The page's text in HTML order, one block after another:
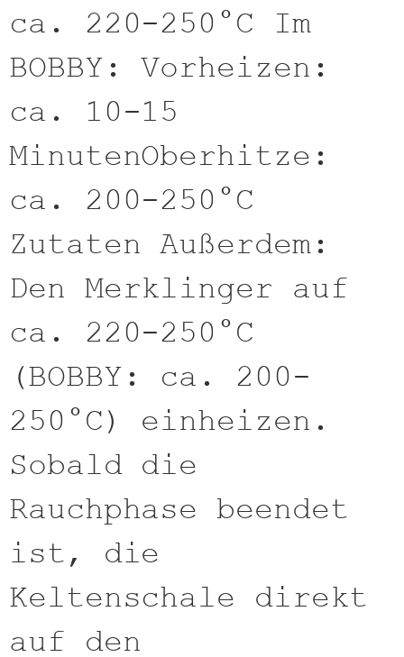
ca. 220-250°C Im
BOBBY: Vorheizen:
ca. 10-15
MinutenOberhitze:
ca. 200-250°C
Zutaten Außerdem:
Den Merklinger auf
ca. 220-250°C
(BOBBY: ca. 200-
250°C) einheizen.
Sobald die
Rauchphase beendet
ist, die
Keltenschale direkt
auf den